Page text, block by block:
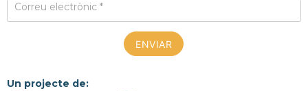
Correu electrònic *
Un projecte de: